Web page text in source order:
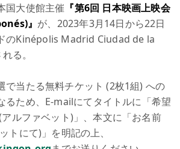
国大使館主催 『第6回 日本映画上映会
』 が、2023年3月14日から22日
のKinépolis Madrid Ciudad de la
る。
で当たる無料チケット (2枚1組) への
るため、E-mailにてタイトルに「希望
ルファベット)」、本文に「お名前
トにて)」を明記の上、